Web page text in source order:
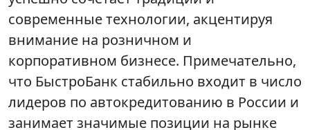
современные технологии, акцентируя
внимание на розничном и
корпоративном бизнесе. Примечательно,
что БыстроБанк стабильно входит в число
лидеров по автокредитованию в России и
занимает значимые позиции на рынке